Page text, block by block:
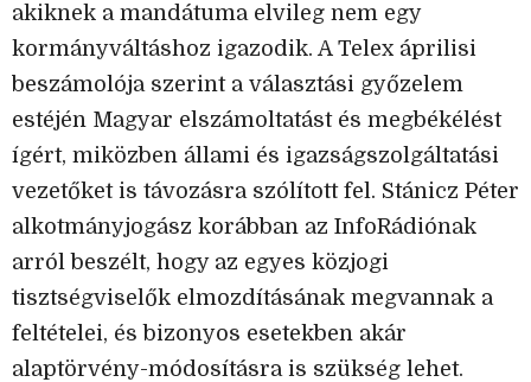
akiknek a mandátuma elvileg nem egy
kormányváltáshoz igazodik. A Telex áprilisi
beszámolója szerint a választási győzelem
estéjén Magyar elszámoltatást és megbékélést
ígért, miközben állami és igazságszolgáltatási
vezetőket is távozásra szólított fel. Stánicz Péter
alkotmányjogász korábban az InfoRádiónak
arról beszélt, hogy az egyes közjogi
tisztségviselők elmozdításának megvannak a
feltételei, és bizonyos esetekben akár
alaptörvény-módosításra is szükség lehet.